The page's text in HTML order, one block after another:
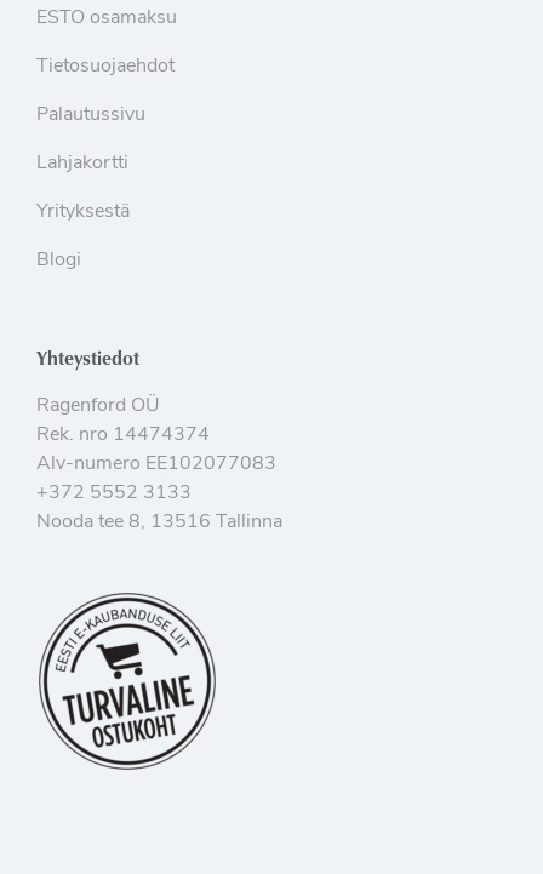
ESTO osamaksu
Tietosuojaehdot
Palautussivu
Lahjakortti
Yrityksestä
Blogi
Yhteystiedot
Ragenford OÜ
Rek. nro 14474374
Alv-numero EE102077083
+372 5552 3133
Nooda tee 8, 13516 Tallinna